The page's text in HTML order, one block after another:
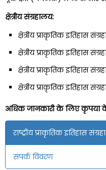
राष्ट्रीय प्राकृतिक इतिहास
संपर्क विवरण
क्षेत्रीय संग्रहालय:
क्षेत्रीय प्राकृतिक इतिहास
क्षेत्रीय प्राकृतिक इतिहास
क्षेत्रीय प्राकृतिक इतिहास
क्षेत्रीय प्राकृतिक इतिहास
अधिक जानकारी के लिए कृपया